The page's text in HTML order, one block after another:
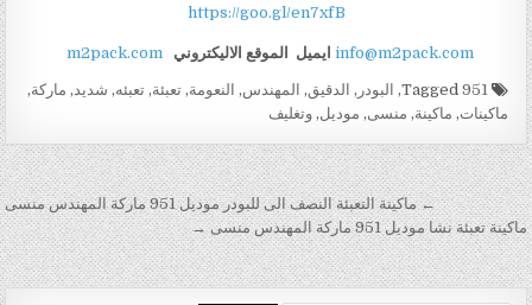
https://goo.gl/en7xfB
info@m2pack.com ايميل الموقع الاليكتروني m2pack.com
Tagged
951
, البودر , الدقيق, المهندس, النعومة,تعبئة,تعبئه, شديد, ماركة,
ماكينات, ماكينة, منسى, موديل,وتغليف
تصفّح المقالات
← ماكينة التعبئة النصف الى للبودر موديل 951 ماركة المهندس منسى
ماكينة تعبئة نشا موديل 951 ماركة المهندس منسى →